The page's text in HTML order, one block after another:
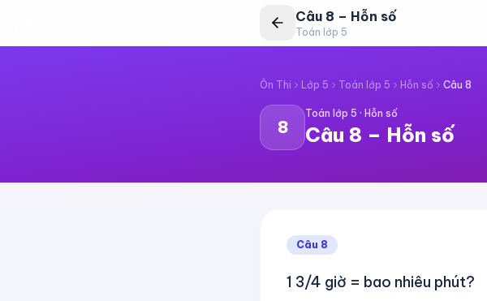
Câu 8 – Hỗn số
Toán lớp 5
Ôn Thi Lớp 5 Toán lớp 5 Hỗn số Câu 8
8
Toán lớp 5 · Hỗn số
Câu 8 – Hỗn số
Câu 8
1 3/4 giờ = bao nhiêu phút?